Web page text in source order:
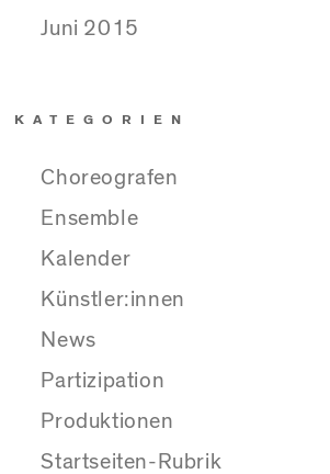
Juni 2015
KATEGORIEN
Choreografen
Ensemble
Kalender
Künstler:innen
News
Partizipation
Produktionen
Startseiten-Rubrik